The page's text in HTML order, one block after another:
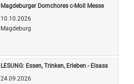
Magdeburger Domchores c-Moll Messe
10.10.2026
Magdeburg
LESUNG: Essen, Trinken, Erleben - Elsass
24.09.2026